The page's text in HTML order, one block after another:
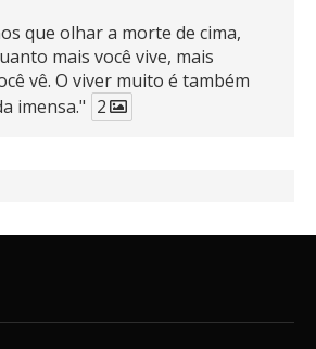
que olhar a morte de cima,
mais você vive, mais
vê. O viver muito é também
imensa." 2
389 X